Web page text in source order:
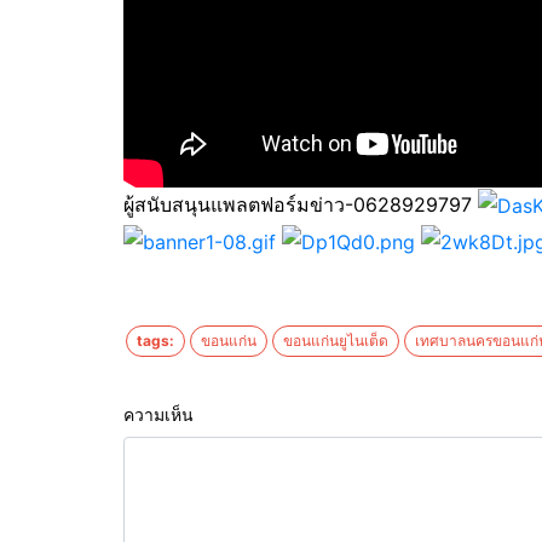
ผู้สนับสนุนแพลตฟอร์มข่าว-0628929797
tags: ขอนแก่น ขอนแก่นยูไนเต็ด เทศบาลนครขอนแก่
ความเห็น